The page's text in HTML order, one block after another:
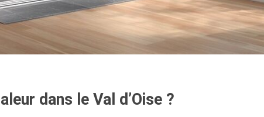
dans le Val d’Oise ?